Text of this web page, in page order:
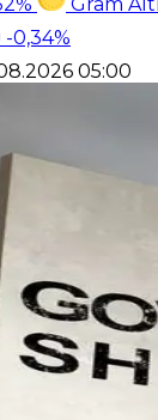
-0,34%
05:00